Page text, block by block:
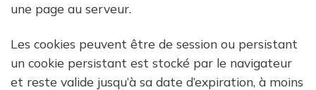
une page au serveur.
Les cookies peuvent être de session ou persistant
un cookie persistant est stocké par le navigateur
et reste valide jusqu’à sa date d’expiration, à moins